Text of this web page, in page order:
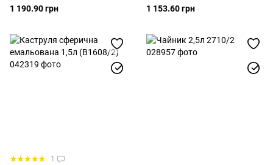
В1324/2
1 190.90 грн
В1324/1
1 153.60 грн
1